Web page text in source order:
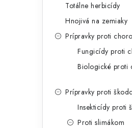
Totálne herbicídy
Hnojivá na zemiaky
Prípravky proti
Fungicídy proti
Biologické proti
Prípravky proti
Insekticídy proti
Proti slimákom